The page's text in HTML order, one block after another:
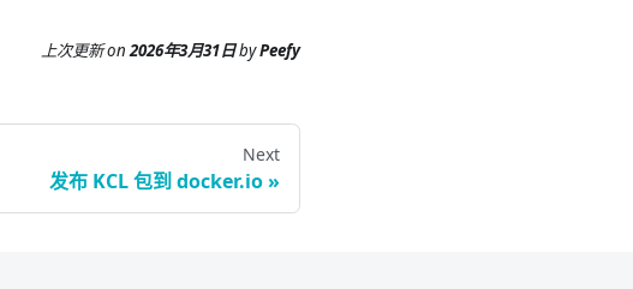
上次更新on2026年3月31日byPeefy
Next
发布 KCL 包到 docker.io